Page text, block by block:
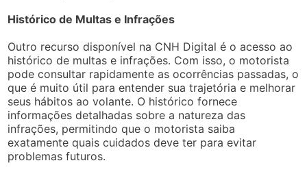
Histórico de Multas e Infrações
Outro recurso disponível na CNH Digital é o acesso ao
histórico de multas e infrações. Com isso, o motorista
pode consultar rapidamente as ocorrências passadas, o
que é muito útil para entender sua trajetória e melhorar
seus hábitos ao volante. O histórico fornece
informações detalhadas sobre a natureza das
infrações, permitindo que o motorista saiba
exatamente quais cuidados deve ter para evitar
problemas futuros.